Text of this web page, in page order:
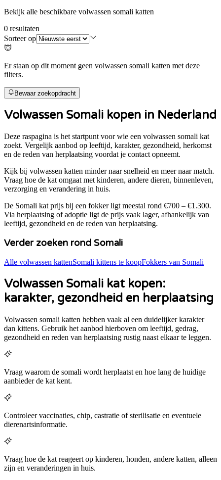
Bekijk alle beschikbare volwassen somali katten
0 resultaten
Sorteer op
Er staan op dit moment geen volwassen somali katten met deze
filters.
Bewaar zoekopdracht
Volwassen Somali kopen in Nederland
Deze raspagina is het startpunt voor wie een volwassen somali kat
zoekt. Vergelijk aanbod op leeftijd, karakter, gezondheid, herkomst
en de reden van herplaatsing voordat je contact opneemt.
Kijk bij volwassen katten minder naar snelheid en meer naar match.
Vraag hoe de kat omgaat met kinderen, andere dieren, binnenleven,
verzorging en verandering in huis.
De Somali kat prijs bij een fokker ligt meestal rond €700 – €1.300.
Via herplaatsing of adoptie ligt de prijs vaak lager, afhankelijk van
leeftijd, gezondheid en de reden van herplaatsing.
Verder zoeken rond Somali
Alle volwassen kattenSomali kittens te koopFokkers van Somali
Volwassen Somali kat kopen:
karakter, gezondheid en herplaatsing
Volwassen somali katten hebben vaak al een duidelijker karakter
dan kittens. Gebruik het aanbod hierboven om leeftijd, gedrag,
gezondheid en reden van herplaatsing rustig naast elkaar te leggen.
Vraag waarom de somali wordt herplaatst en hoe lang de huidige
aanbieder de kat kent.
Controleer vaccinaties, chip, castratie of sterilisatie en eventuele
dierenartsinformatie.
Vraag hoe de kat reageert op kinderen, honden, andere katten, alleen
zijn en veranderingen in huis.